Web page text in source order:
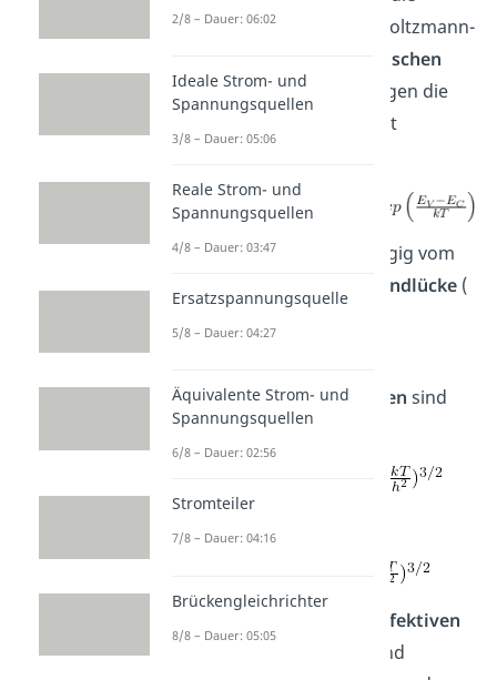
Temperatur und
ist die Boltzmann-
intrinsischen
Ladungsträgerdichte
hängen die
beiden Ausdrücke wie folgt
Der Ausdruck ist unabhängig vom
Bandlücke(
DieKonzentrationsfaktoren sind
gegeben durch
effektiven
und
2/8 – Dauer: 06:02
Ideale Strom- und
Spannungsquellen
3/8 – Dauer: 05:06
Reale Strom- und
Spannungsquellen
4/8 – Dauer: 03:47
Ersatzspannungsquelle
5/8 – Dauer: 04:27
Äquivalente Strom- und
Spannungsquellen
6/8 – Dauer: 02:56
Stromteiler
7/8 – Dauer: 04:16
Brückengleichrichter
8/8 – Dauer: 05:05